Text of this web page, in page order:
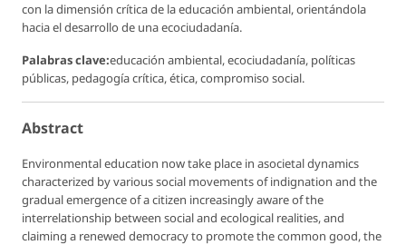
con la dimensión crítica de la educación ambiental, orientándola
hacia el desarrollo de una ecociudadanía.
Palabras clave:educación ambiental, ecociudadanía, políticas
públicas, pedagogía crítica, ética, compromiso social.
Abstract
Environmental education now take place in asocietal dynamics
characterized by various social movements of indignation and the
gradual emergence of a citizen increasingly aware of the
interrelationship between social and ecological realities, and
claiming a renewed democracy to promote the common good, the